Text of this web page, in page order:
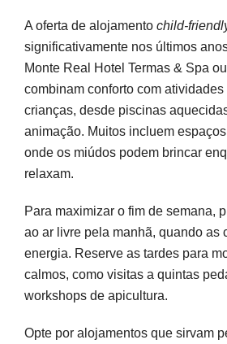
A oferta de alojamento child-
significativamente nos últimos
Monte Real Hotel Termas & Spa
combinam conforto com
crianças, desde piscinas
animação. Muitos incluem
onde os miúdos podem brincar
relaxam.
Para maximizar o fim de semana,
ao ar livre pela manhã, quando as
energia. Reserve as tardes para
calmos, como visitas a quintas
workshops de apicultura.
Opte por alojamentos que sirvam